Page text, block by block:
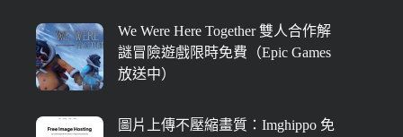
We Were Here Together 雙人合作解
謎冒險遊戲限時免費（Epic Games
放送中）
圖片上傳不壓縮畫質：Imghippo 免